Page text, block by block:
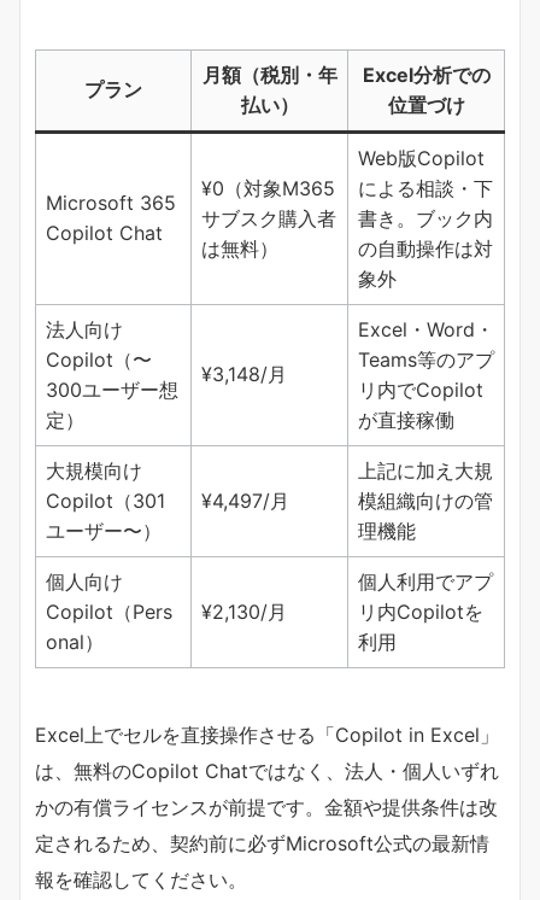
プラン
月額（税別・年
払い）
Excel分析での
位置づけ
Microsoft 365
Copilot Chat
¥0（対象M365
サブスク購入者
は無料）
Web版Copilot
による相談・下
書き。ブック内
の自動操作は対
象外
法人向け
Copilot（〜
300ユーザー想
定）
¥3,148/月
Excel・Word・
Teams等のアプ
リ内でCopilot
が直接稼働
大規模向け
Copilot（301
ユーザー〜）
¥4,497/月
上記に加え大規
模組織向けの管
理機能
個人向け
Copilot（Pers
onal）
¥2,130/月
個人利用でアプ
リ内Copilotを
利用
Excel上でセルを直接操作させる「Copilot in Excel」
は、無料のCopilot Chatではなく、法人・個人いずれ
かの有償ライセンスが前提です。金額や提供条件は改
定されるため、契約前に必ずMicrosoft公式の最新情
報を確認してください。